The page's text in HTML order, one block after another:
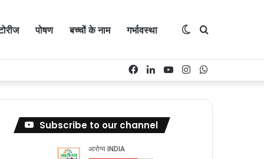
पोषण बच्चों के नाम गर्भावस्था Search
Switch
Instagram
YouTube
LinkedIn
Facebook
Subscribe to our channel